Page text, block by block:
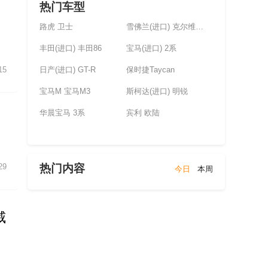
热门车型
路虎 卫士 雪佛兰(进口) 克尔维特(未上市)
丰田(进口) 丰田86 宝马(进口) 2系
日产(进口) GT-R 保时捷Taycan
宝马M 宝马M3 斯柯达(进口) 明锐
华晨宝马 3系 宾利 欧陆
热门内容 今日 本周